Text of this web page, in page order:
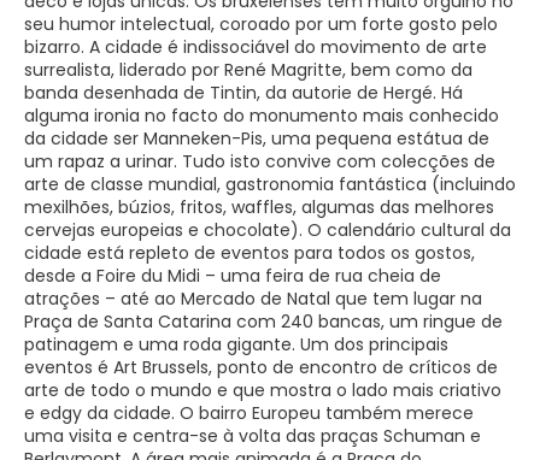
seu humor intelectual, coroado por um forte gosto pelo
bizarro. A cidade é indissociável do movimento de arte
surrealista, liderado por René Magritte, bem como da
banda desenhada de Tintin, da autorie de Hergé. Há
alguma ironia no facto do monumento mais conhecido
da cidade ser Manneken-Pis, uma pequena estátua de
um rapaz a urinar. Tudo isto convive com colecções de
arte de classe mundial, gastronomia fantástica (incluindo
mexilhões, búzios, fritos, waffles, algumas das melhores
cervejas europeias e chocolate). O calendário cultural da
cidade está repleto de eventos para todos os gostos,
desde a Foire du Midi – uma feira de rua cheia de
atrações – até ao Mercado de Natal que tem lugar na
Praça de Santa Catarina com 240 bancas, um ringue de
patinagem e uma roda gigante. Um dos principais
eventos é Art Brussels, ponto de encontro de críticos de
arte de todo o mundo e que mostra o lado mais criativo
e edgy da cidade. O bairro Europeu também merece
uma visita e centra-se à volta das praças Schuman e